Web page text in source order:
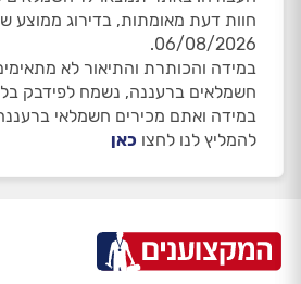
06/08/2026.
במידה והכותרת והתיאור לא
חשמלאים ברעננה, נשמח לפידבק
במידה ואתם מכירים חשמלאי
להמליץ לנו לחצו כאן